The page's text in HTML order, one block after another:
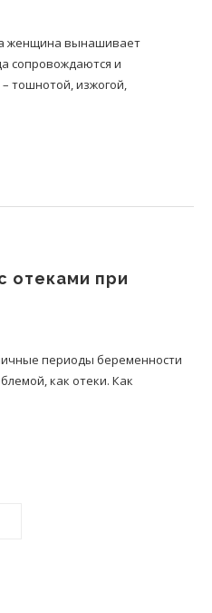
женщина вынашивает
сопровождаются и
тошнотой, изжогой,
отеками при
периоды беременности
как отеки. Как